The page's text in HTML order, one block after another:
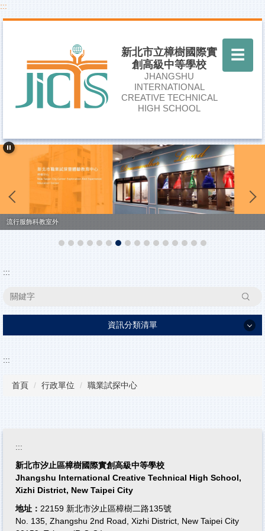
跳
到
:::
☰
新北市立樟樹國際實
創高級中等學校
JHANGSHU
INTERNATIONAL
CREATIVE TECHNICAL
HIGH SCHOOL
流行服飾科教室外
:::
搜尋
資訊分類清單
行政單位
升學資訊
教學資源
:::
首頁 行政單位 職業試探中心
:::
新北市汐止區樟樹國際實創高級中等學校
Jhangshu International Creative Technical High School,
Xizhi District, New Taipei City
地址： 22159 新北市汐止區樟樹二路135號
No. 135, Zhangshu 2nd Road, Xizhi District, New Taipei City